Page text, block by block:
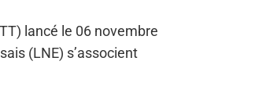
lancé le 06 novembre
(LNE) s’associent